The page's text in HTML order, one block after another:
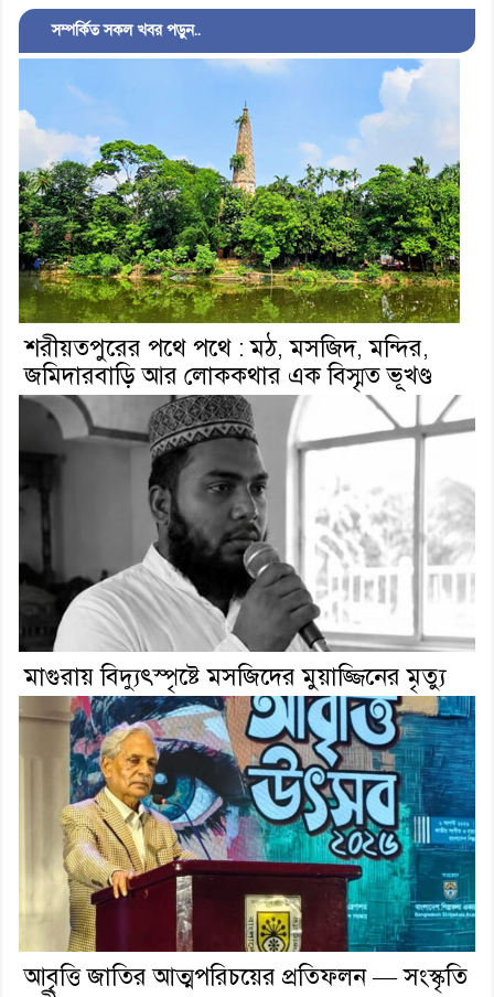
সম্পর্কিত সকল খবর পড়ুন..
শরীয়তপুরের পথে পথে : মঠ, মসজিদ, মন্দির,
জমিদারবাড়ি আর লোককথার এক বিস্মৃত ভূখণ্ড
মাগুরায় বিদ্যুৎস্পৃষ্টে মসজিদের মুয়াজ্জিনের মৃত্যু
আবৃত্তি জাতির আত্মপরিচয়ের প্রতিফলন — সংস্কৃতি